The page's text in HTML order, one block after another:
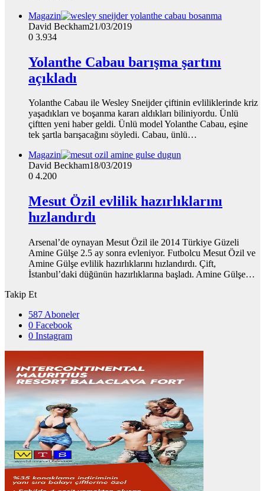
Magazin
David Beckham21/03/2019
0 3.934
Yolanthe Cabau barışma şartını
açıkladı
Yolanthe Cabau ile Wesley Sneijder çiftinin evliliklerinde kriz
yaşadıkları ve boşanma kararı aldıkları biliniyordu. Ünlü
çiftten yeni haber geldi. Ünlü model Yolanthe Cabau, eşine
tek şartla barışacağını söyledi. Cabau, ünlü…
Magazin
David Beckham18/03/2019
0 4.200
Mesut Özil evlilik hazırlıklarını
hızlandırdı
Arsenal’de oynayan Mesut Özil ile 2014 Türkiye Güzeli
Amine Gülşe 2.5 ay sonra evleniyor. Futbolcu Mesut Özil ve
Amine Gülşe evlilik hazırlıklarını hızlandırdı. Çift,
İstanbul’daki düğünün hazırlıklarına başladı. Amine Gülşe…
Takip Et
587 Aboneler
0 Facebook
0 Instagram